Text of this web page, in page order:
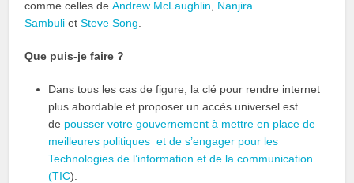
comme celles deAndrew McLaughlin
Nanjira
Sambuli etSteve Song
Que puis-je faire ?
Dans tous les cas de figure, la clé pour rendre internet
plus abordable et proposer un accès universel est
de pousser votre gouvernement à mettre en place de
meilleures politiques et de s’engager pour les
Technologies de l’information et de la communication
(TIC).